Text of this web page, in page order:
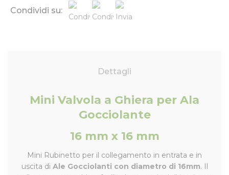
Condividi su:
Dettagli
Mini Valvola a Ghiera per Ala
Gocciolante
16 mm x 16 mm
Mini Rubinetto per il collegamento in entrata e in
uscita di Ale Gocciolanti con diametro di 16mm. Il